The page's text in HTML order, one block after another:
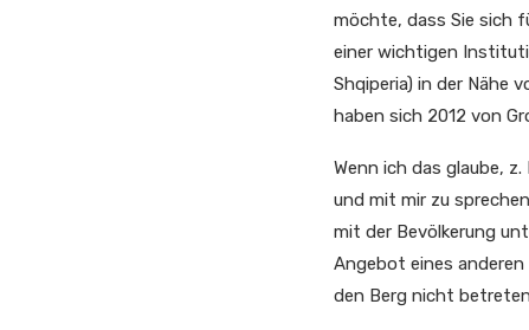
möchte, dass Sie sich
einer wichtigen
Shqiperia) in der Nähe
haben sich 2012 von
Wenn ich das glaube,
und mit mir zu
mit der Bevölkerung
Angebot eines
den Berg nicht